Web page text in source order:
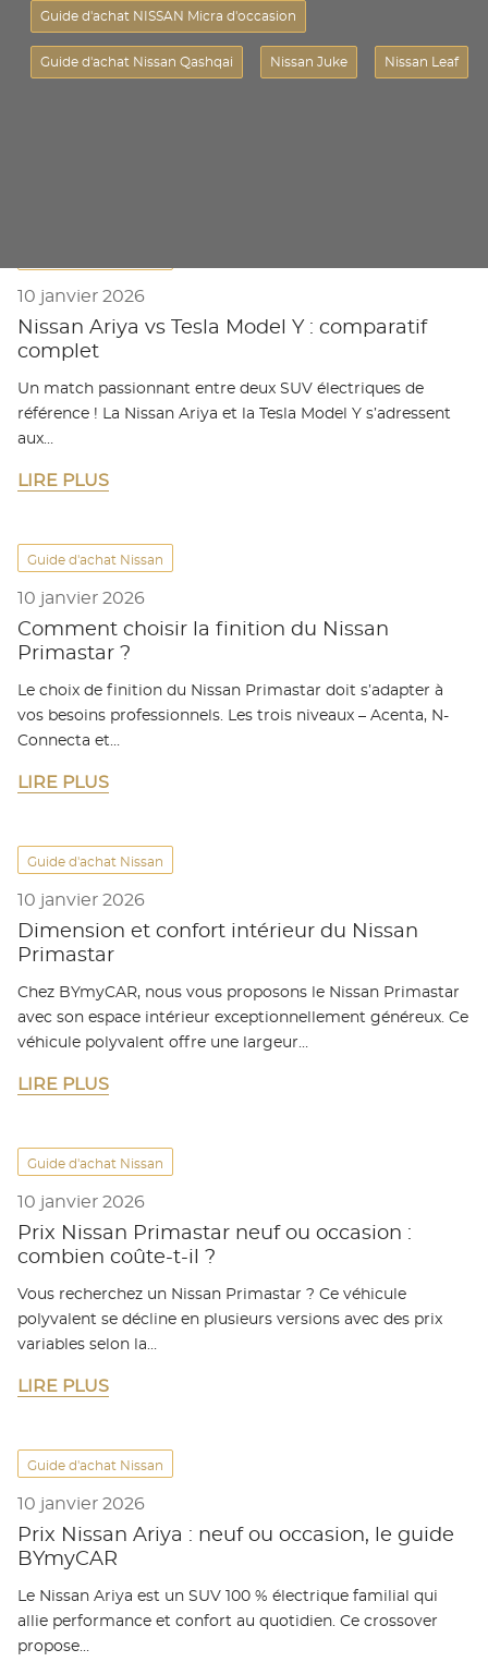
Reprise Automobile
Et plus encore
Guide d'achat NISSAN Micra d'occasion
Guide d'achat Nissan Qashqai Nissan Juke Nissan Leaf
10 janvier 2026
Nissan Ariya vs Tesla Model Y : comparatif
complet
Un match passionnant entre deux SUV électriques de
référence ! La Nissan Ariya et la Tesla Model Y s’adressent
aux…
LIRE PLUS
Guide d'achat Nissan
10 janvier 2026
Comment choisir la finition du Nissan
Primastar ?
Le choix de finition du Nissan Primastar doit s’adapter à
vos besoins professionnels. Les trois niveaux – Acenta, N-
Connecta et…
LIRE PLUS
Guide d'achat Nissan
10 janvier 2026
Dimension et confort intérieur du Nissan
Primastar
Chez BYmyCAR, nous vous proposons le Nissan Primastar
avec son espace intérieur exceptionnellement généreux. Ce
véhicule polyvalent offre une largeur…
LIRE PLUS
Guide d'achat Nissan
10 janvier 2026
Prix Nissan Primastar neuf ou occasion :
combien coûte-t-il ?
Vous recherchez un Nissan Primastar ? Ce véhicule
polyvalent se décline en plusieurs versions avec des prix
variables selon la…
LIRE PLUS
Guide d'achat Nissan
10 janvier 2026
Prix Nissan Ariya : neuf ou occasion, le guide
BYmyCAR
Le Nissan Ariya est un SUV 100 % électrique familial qui
allie performance et confort au quotidien. Ce crossover
propose…